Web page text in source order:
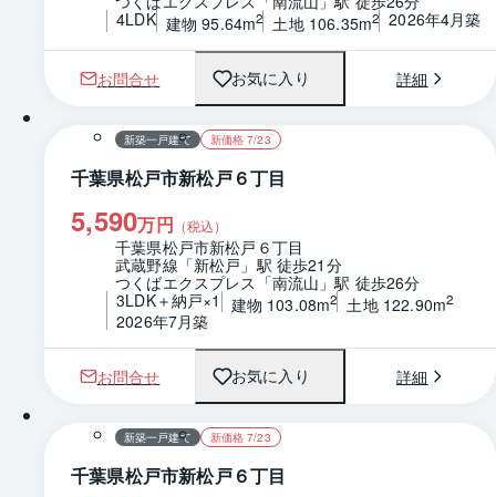
4LDK 建物 95.64m2 土地 106.35m2 2026年4月築
お問合せ お気に入り 詳細
1 / 0 間取り
新築一戸建て 新価格 7/23
千葉県松戸市新松戸６丁目
5,590万円 （税込）
千葉県松戸市新松戸６丁目
武蔵野線「新松戸」駅 徒歩21分
つくばエクスプレス「南流山」駅 徒歩26分
3LDK＋納戸×1
建物 103.08m2 土地 122.90m2
2026年7月築
お問合せ お気に入り 詳細
1 / 0 間取り
新築一戸建て 新価格 7/23
千葉県松戸市新松戸６丁目